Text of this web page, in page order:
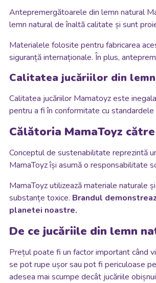
Antepremergătoarele din lemn natural
lemn natural de înaltă calitate și sunt
Materialele folosite pentru fabricarea
siguranță internaționale. În plus,
Calitatea jucăriilor din lemn
Calitatea jucăriilor Mamatoyz este
pentru a fi în conformitate cu
Călătoria MamaToyz
Conceptul de sustenabilitate reprezintă
MamaToyz își asumă o responsabilitate
MamaToyz utilizează materiale naturale
substanțe toxice. Brandul
planetei noastre.
De ce jucăriile din lemn
Prețul poate fi un factor important când
se pot rupe ușor sau pot fi periculoase
adesea mai scumpe decât jucăriile